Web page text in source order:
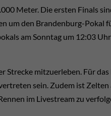
Meter. Die ersten Finals
um den Brandenburg-Pokal
am Sonntag um 12:03
Strecke mitzuerleben. Für
sein. Zudem ist Zelten
im Livestream zu